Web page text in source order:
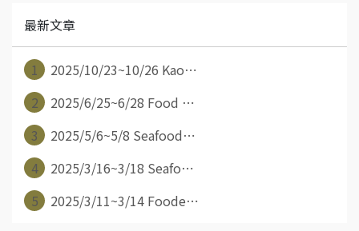
最新文章
1
2025/10/23~10/26 Kao⋯
2
2025/6/25~6/28 Food ⋯
3
2025/5/6~5/8 Seafood⋯
4
2025/3/16~3/18 Seafo⋯
5
2025/3/11~3/14 Foode⋯